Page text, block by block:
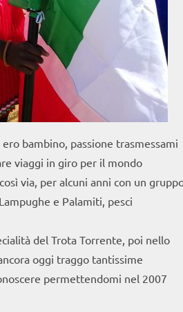
bambino, passione trasmessami
viaggi in giro per il mondo
via, per alcuni anni con un
e Palamiti, pesci
del Trota Torrente, poi nello
oggi traggo tantissime
permettendomi nel 2007